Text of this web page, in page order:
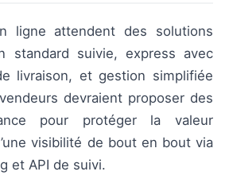
ligne attendent des solutions
standard suivie, express avec
livraison, et gestion simplifiée
devraient proposer des
pour protéger la valeur
visibilité de bout en bout via
et API de suivi.